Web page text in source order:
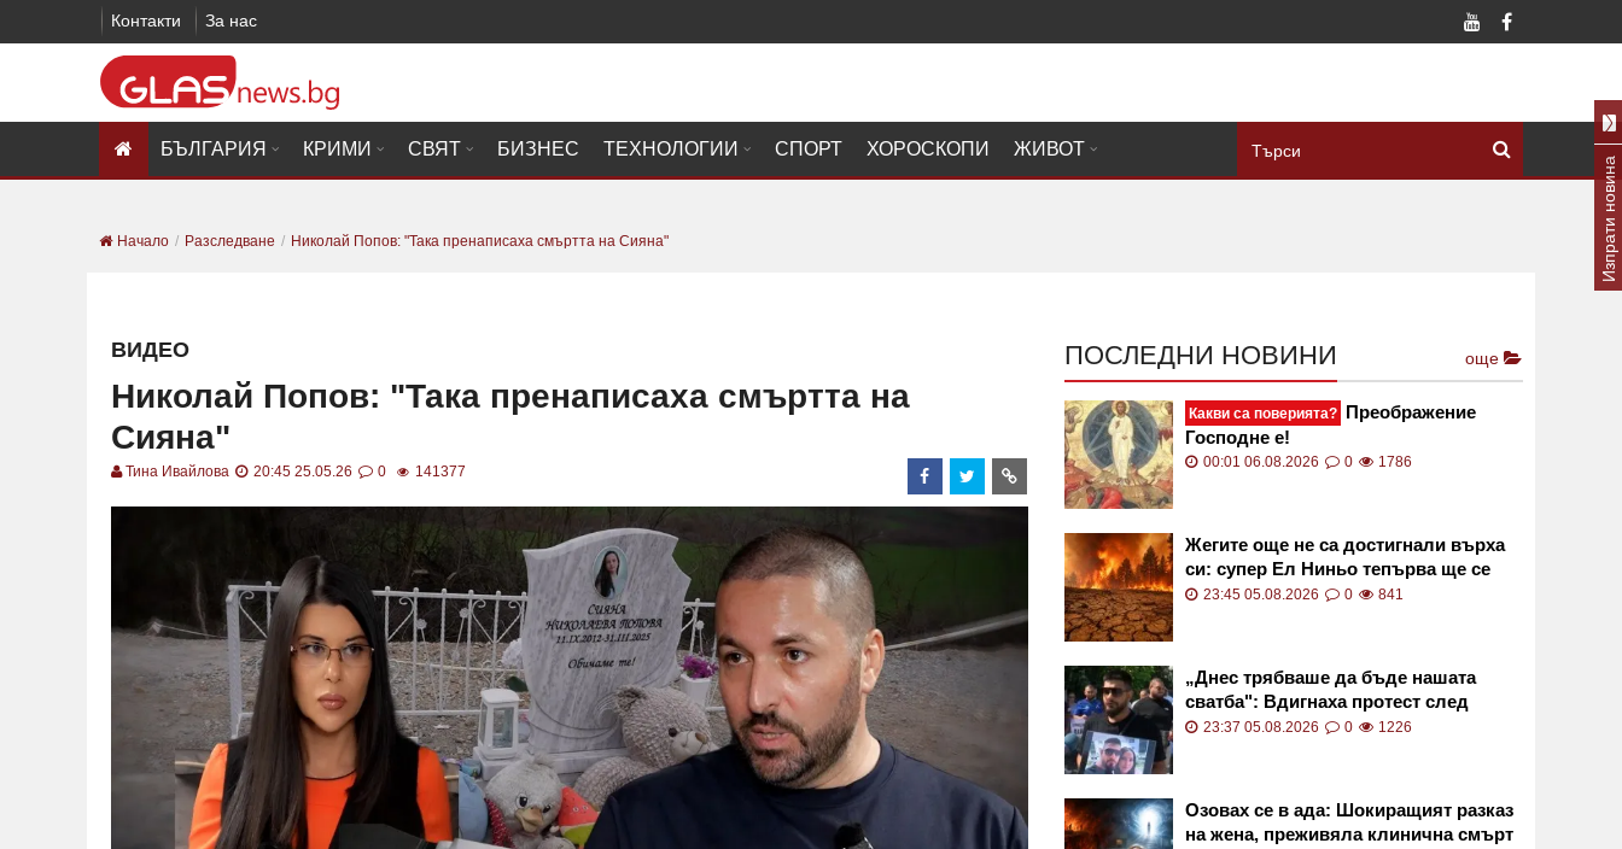
Контакти За нас
БЪЛГАРИЯ КРИМИ СВЯТ БИЗНЕС ТЕХНОЛОГИИ СПОРТ ХОРОСКОПИ ЖИВОТ
Начало Разследване Николай Попов: "Така пренаписаха смъртта на Сияна"
ВИДЕО
Николай Попов: "Така пренаписаха смъртта на
Сияна"
Тина Ивайлова 20:45 25.05.26 0 141377
ПОСЛЕДНИ НОВИНИ още
Какви са поверията? Преображение
Господне е!
00:01 06.08.2026 0 1786
Жегите още не са достигнали върха
си: супер Ел Ниньо тепърва ще се
засилва
23:45 05.08.2026 0 841
„Днес трябваше да бъде нашата
сватба": Вдигнаха протест след
смъртта на Даяна
23:37 05.08.2026 0 1226
Озовах се в ада: Шокиращият разказ
на жена, преживяла клинична смърт
Изпрати новина